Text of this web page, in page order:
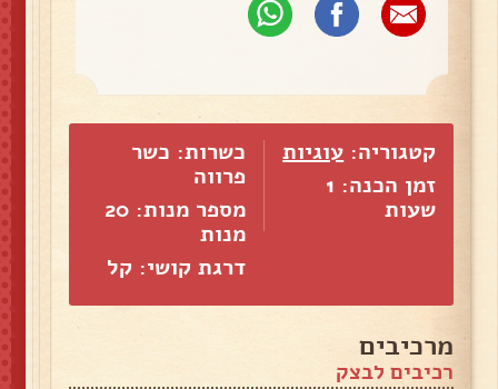
קטגוריה: עוגיות
זמן הכנה: 1
שעות
כשרות: כשר
פרווה
מספר מנות: 20
מנות
דרגת קושי: קל
מרכיבים
רכיבים לבצק